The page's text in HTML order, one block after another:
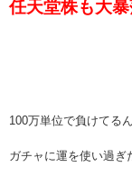
任天堂株も大暴
100万単位で負けてる
ガチャに運を使い過ぎ